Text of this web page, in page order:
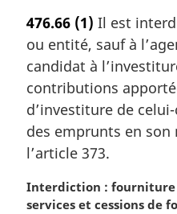
a
e
:
t
e
m
a
g
i
n
l
e
476.66 (1) Il est
ou entité, sauf à
candidat à
contributions
d’investiture de
des emprunts en
l’article 373.
N
o
Interdiction : fourniture
services et cessions de